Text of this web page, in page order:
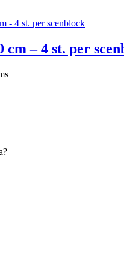
cm – 4 st. per